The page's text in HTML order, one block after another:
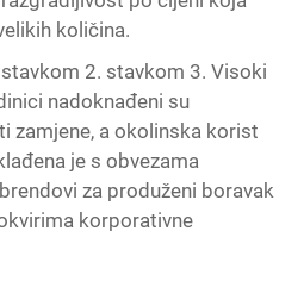
količina.
2. stavkom 3. Visoki
nadoknađeni su
zamjene, a okolinska korist
je s obvezama
za produženi boravak
korporativne